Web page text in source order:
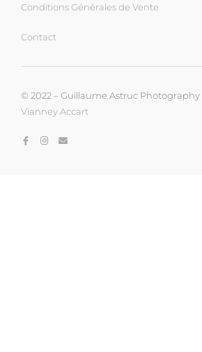
Conditions Générales de Vente
Contact
© 2022 – Guillaume Astruc Photography
Vianney Accart